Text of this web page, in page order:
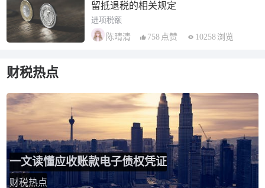
留抵退税的相关规定
进项税额
陈晴清
758 点赞 10258 浏览
财税热点
一文读懂应收账款电子债权凭证
财税热点